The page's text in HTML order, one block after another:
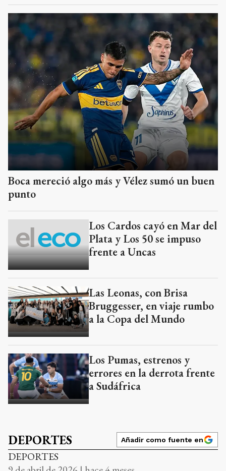
Boca mereció algo más y Vélez sumó un buen
punto
Los Cardos cayó en Mar del
Plata y Los 50 se impuso
frente a Uncas
Las Leonas, con Brisa
Bruggesser, en viaje rumbo
a la Copa del Mundo
Los Pumas, estrenos y
errores en la derrota frente
a Sudáfrica
DEPORTES Añadir como fuente en
DEPORTES